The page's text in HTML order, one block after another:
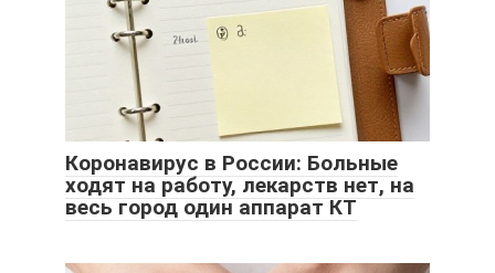
Коронавирус в России: Больные
ходят на работу, лекарств нет, на
весь город один аппарат КТ